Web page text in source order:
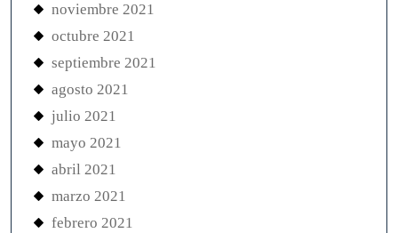
noviembre 2021
octubre 2021
septiembre 2021
agosto 2021
julio 2021
mayo 2021
abril 2021
marzo 2021
febrero 2021